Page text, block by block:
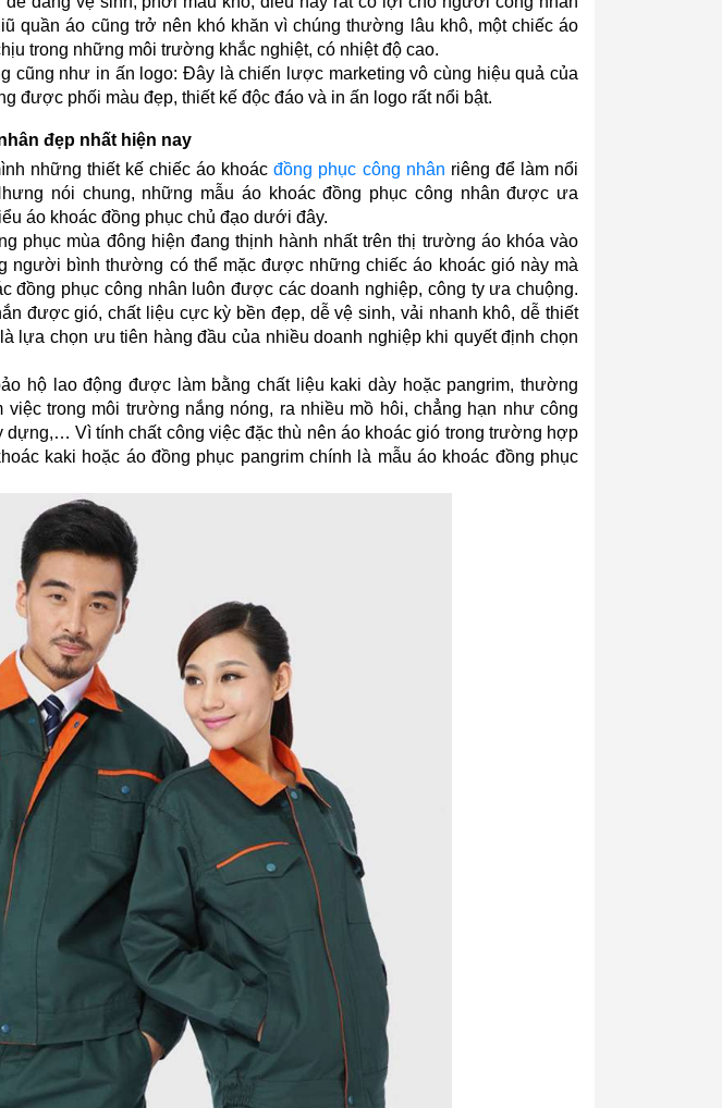
quần áo cũng trở nên khó khăn vì chúng thường lâu khô, một chiếc áo
trong những môi trường khắc nghiệt, có nhiệt độ cao.
cũng như in ấn logo: Đây là chiến lược marketing vô cùng hiệu quả của
được phối màu đẹp, thiết kế độc đáo và in ấn logo rất nổi bật.
đẹp nhất hiện nay
những thiết kế chiếc áo khoác đồng phục công nhân riêng để làm nổi
nói chung, những mẫu áo khoác đồng phục công nhân được ưa
áo khoác đồng phục chủ đạo dưới đây.
phục mùa đông hiện đang thịnh hành nhất trên thị trường áo khóa vào
người bình thường có thể mặc được những chiếc áo khoác gió này mà
đồng phục công nhân luôn được các doanh nghiệp, công ty ưa chuộng.
được gió, chất liệu cực kỳ bền đẹp, dễ vệ sinh, vải nhanh khô, dễ thiết
lựa chọn ưu tiên hàng đầu của nhiều doanh nghiệp khi quyết định chọn
hộ lao động được làm bằng chất liệu kaki dày hoặc pangrim, thường
trong môi trường nắng nóng, ra nhiều mồ hôi, chẳng hạn như công
Vì tính chất công việc đặc thù nên áo khoác gió trong trường hợp
kaki hoặc áo đồng phục pangrim chính là mẫu áo khoác đồng phục